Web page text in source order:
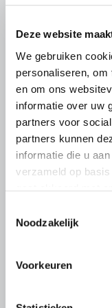
Deze website
We gebruiken
personaliseren,
en om ons
informatie over uw
partners voor
partners kunnen
informatie die u
verzameld op
Noodzakelijk
Voorkeuren
leden op om op
komen…